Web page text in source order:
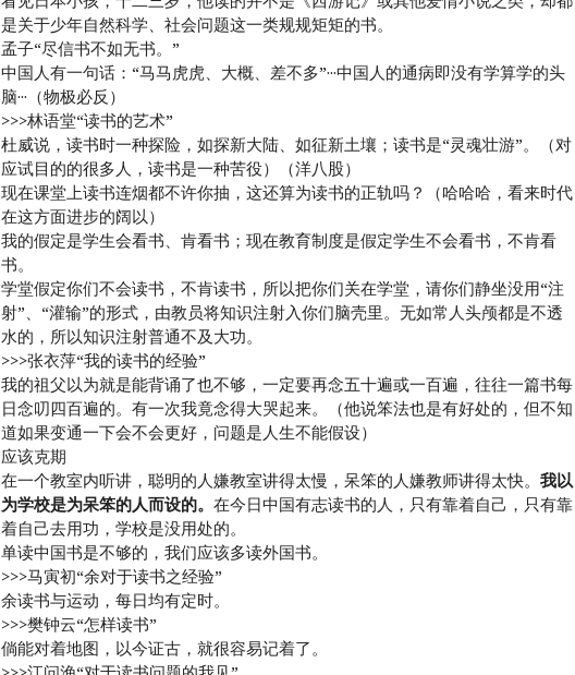
是关于少年自然科学、社会问题这一类规规矩矩的书。
孟子“尽信书不如无书。”
中国人有一句话：“马马虎虎、大概、差不多”···中国人的通病即没有学算学的头
脑···（物极必反）
>>>林语堂“读书的艺术”
杜威说，读书时一种探险，如探新大陆、如征新土壤；读书是“灵魂壮游”。（对
应试目的的很多人，读书是一种苦役）（洋八股）
现在课堂上读书连烟都不许你抽，这还算为读书的正轨吗？（哈哈哈，看来时代
在这方面进步的阔以）
我的假定是学生会看书、肯看书；现在教育制度是假定学生不会看书，不肯看
书。
学堂假定你们不会读书，不肯读书，所以把你们关在学堂，请你们静坐没用“注
射”、“灌输”的形式，由教员将知识注射入你们脑壳里。无如常人头颅都是不透
水的，所以知识注射普通不及大功。
>>>张衣萍“我的读书的经验”
我的祖父以为就是能背诵了也不够，一定要再念五十遍或一百遍，往往一篇书每
日念叨四百遍的。有一次我竟念得大哭起来。（他说笨法也是有好处的，但不知
道如果变通一下会不会更好，问题是人生不能假设）
应该克期
在一个教室内听讲，聪明的人嫌教室讲得太慢，呆笨的人嫌教师讲得太快。 我以
为学校是为呆笨的人而设的。 在今日中国有志读书的人，只有靠着自己，只有靠
着自己去用功，学校是没用处的。
单读中国书是不够的，我们应该多读外国书。
>>>马寅初“余对于读书之经验”
余读书与运动，每日均有定时。
>>>樊钟云“怎样读书”
倘能对着地图，以今证古，就很容易记着了。